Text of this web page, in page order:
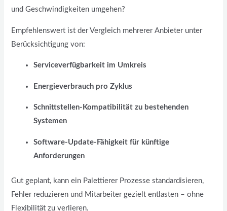
und Geschwindigkeiten umgehen?
Empfehlenswert ist der Vergleich mehrerer Anbieter unter
Berücksichtigung von:
Serviceverfügbarkeit im Umkreis
Energieverbrauch pro Zyklus
Schnittstellen-Kompatibilität zu bestehenden
Systemen
Software-Update-Fähigkeit für künftige
Anforderungen
Gut geplant, kann ein Palettierer Prozesse standardisieren,
Fehler reduzieren und Mitarbeiter gezielt entlasten – ohne
Flexibilität zu verlieren.